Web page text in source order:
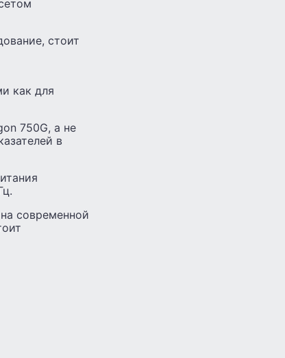
стоит
как для
750G, а не
в
современной